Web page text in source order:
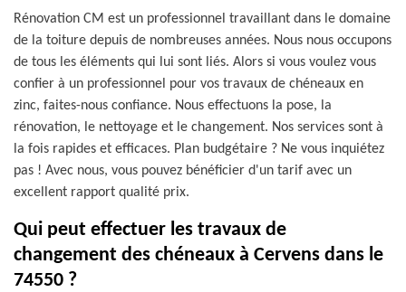
Rénovation CM est un professionnel travaillant dans le domaine
de la toiture depuis de nombreuses années. Nous nous occupons
de tous les éléments qui lui sont liés. Alors si vous voulez vous
confier à un professionnel pour vos travaux de chéneaux en
zinc, faites-nous confiance. Nous effectuons la pose, la
rénovation, le nettoyage et le changement. Nos services sont à
la fois rapides et efficaces. Plan budgétaire ? Ne vous inquiétez
pas ! Avec nous, vous pouvez bénéficier d'un tarif avec un
excellent rapport qualité prix.
Qui peut effectuer les travaux de
changement des chéneaux à Cervens dans le
74550 ?